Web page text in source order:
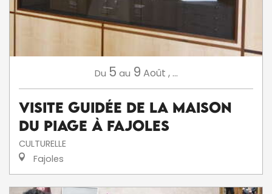
Du 5 au 9 Août , ...
Visite Guidée de la Maison
du Piage à Fajoles
CULTURELLE
Fajoles